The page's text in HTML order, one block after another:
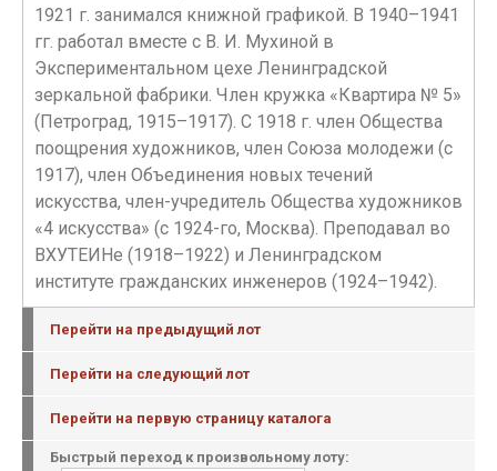
1921 г. занимался книжной графикой. В 1940–1941
гг. работал вместе с В. И. Мухиной в
Экспериментальном цехе Ленинградской
зеркальной фабрики. Член кружка «Квартира № 5»
(Петроград, 1915–1917). С 1918 г. член Общества
поощрения художников, член Союза молодежи (с
1917), член Объединения новых течений
искусства, член-учредитель Общества художников
«4 искусства» (с 1924-го, Москва). Преподавал во
ВХУТЕИНе (1918–1922) и Ленинградском
институте гражданских инженеров (1924–1942).
Перейти на предыдущий лот
Перейти на следующий лот
Перейти на первую страницу каталога
Быстрый переход к произвольному лоту: